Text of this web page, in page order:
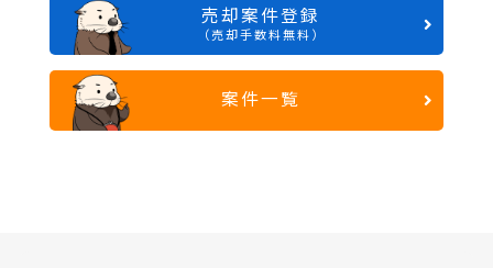
売却案件登録
（売却手数料無料）
案件一覧